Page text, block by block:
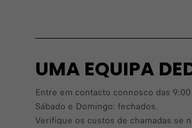
UMA EQUIPA
Entre em contacto connosco das
Sábado e Domingo: fechados.
Verifique os custos de chamadas se